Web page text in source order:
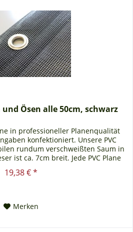
und Ösen alle 50cm, schwarz
in professioneller Planenqualität
konfektioniert. Unsere PVC
rundum verschweißten Saum in
ist ca. 7cm breit. Jede PVC Plane
19,38 € *
Merken